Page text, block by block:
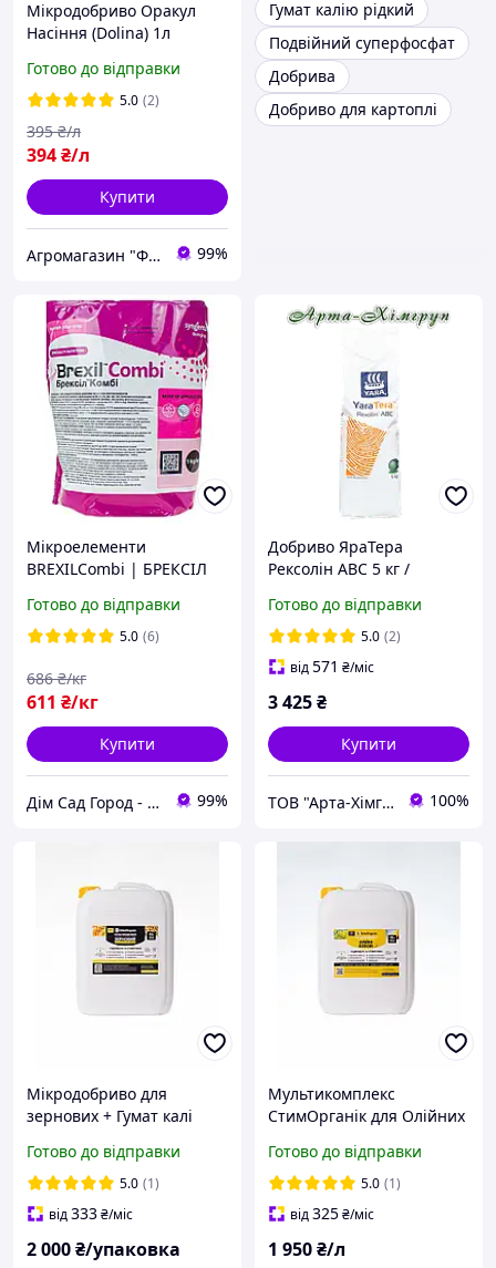
Мікродобриво Оракул
Насіння (Dolina) 1л
Готово до відправки
5.0 (2)
394₴/л
395 ₴/л
Купити
Агромагазин "ФермерРОСТ" 99%
Гумат калію рідкий
Подвійний суперфосфат
Добрива
Добриво для картоплі
Мікроелементи
BREXILCombi | БРЕКСІЛ
Готово до відправки
5.0 (6)
611 ₴/кг
686 ₴/кг
Купити
Дім Сад Город - інтернет магазин для фермера та агронома. Все для присадибної ділянки, саду та дому. 99%
Добриво ЯраТера
Рексолін АВС 5 кг /
REXOLIN ABC 5 кг
Готово до відправки
5.0 (2)
від571 ₴/міс
3 425₴
Купити
ТОВ "Арта-Хімгруп" 100%
Мікродобриво для
зернових + Гумат калі
Готово до відправки
5.0 (1)
від333₴/міс
2 000₴/упаковка
Мультикомплекс
СтимОрганік для Олійних
Готово до відправки
5.0 (1)
від325₴/міс
1 950₴/л